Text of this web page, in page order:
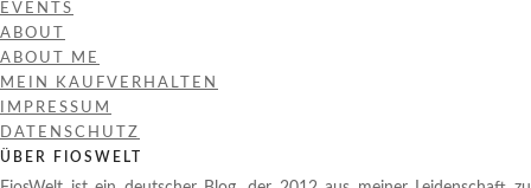
EVENTS
ABOUT
ABOUT ME
MEIN KAUFVERHALTEN
IMPRESSUM
DATENSCHUTZ
ÜBER FIOSWELT